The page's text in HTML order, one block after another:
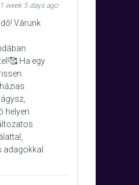
1 week 5 days ago
Várunk
Ha egy
helyen
adagokkal